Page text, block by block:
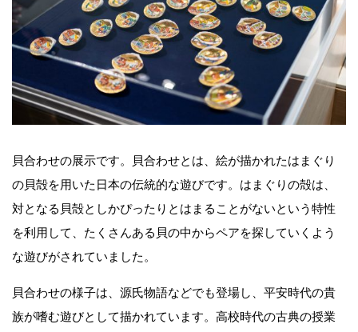
貝合わせの展示です。貝合わせとは、絵が描かれたはまぐり
の貝殻を用いた日本の伝統的な遊びです。はまぐりの殻は、
対となる貝殻としかぴったりとはまることがないという特性
を利用して、たくさんある貝の中からペアを探していくよう
な遊びがされていました。
貝合わせの様子は、源氏物語などでも登場し、平安時代の貴
族が嗜む遊びとして描かれています。高校時代の古典の授業